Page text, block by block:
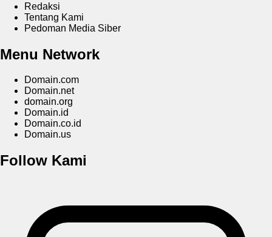
Redaksi
Tentang Kami
Pedoman Media Siber
Menu Network
Domain.com
Domain.net
domain.org
Domain.id
Domain.co.id
Domain.us
Follow Kami